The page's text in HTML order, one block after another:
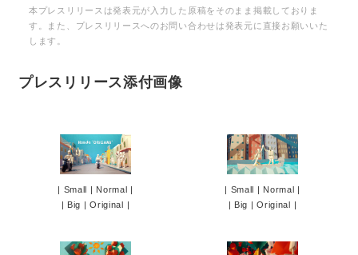
本プレスリリースは発表元が入力した原稿をそのまま掲載しておりま
す。また、プレスリリースへのお問い合わせは発表元に直接お願いいた
します。
プレスリリース添付画像
| Small | Normal |
| Big |Original |
| Small | Normal |
| Big |Original |